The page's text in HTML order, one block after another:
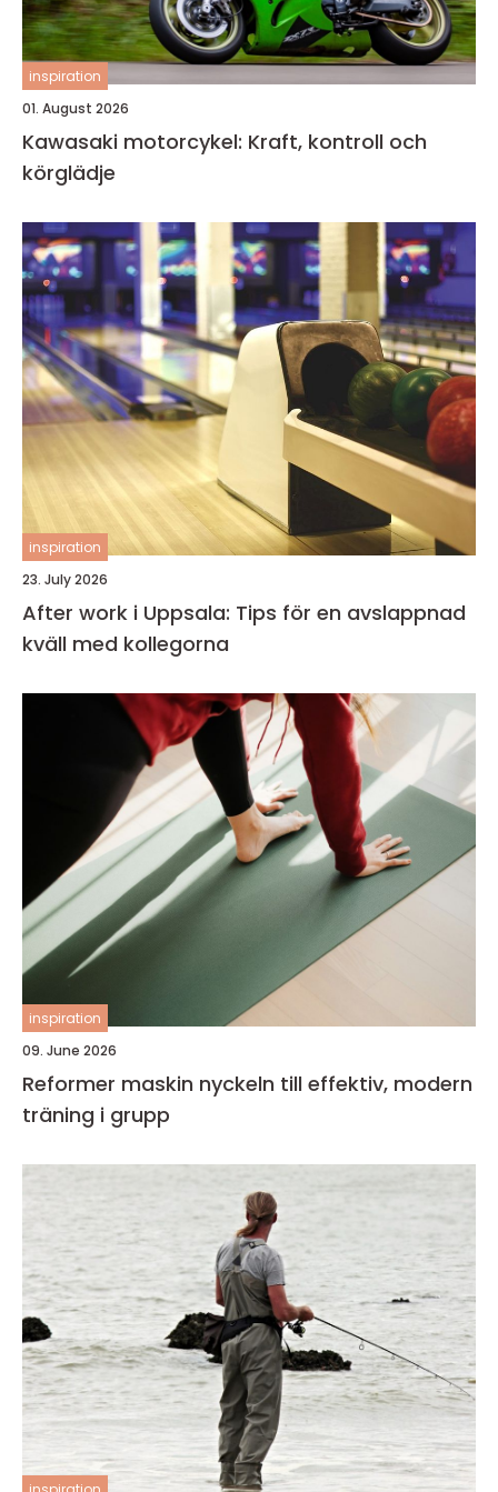
inspiration
01. August 2026
Kawasaki motorcykel: Kraft, kontroll och
körglädje
inspiration
23. July 2026
After work i Uppsala: Tips för en avslappnad
kväll med kollegorna
inspiration
09. June 2026
Reformer maskin nyckeln till effektiv, modern
träning i grupp